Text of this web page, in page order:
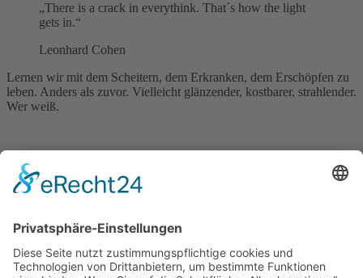
„There is a crack in everythink. That´s how the light
gets in.“
Leonhard Cohen
Lernen wir mit dem Scheitern, dem Erkranken, dem Erschöpfen zu
leben. Anders als zuvor. Vielleicht glänzender, kostbarer, strahlender.
Wer weiß.
Kontakt